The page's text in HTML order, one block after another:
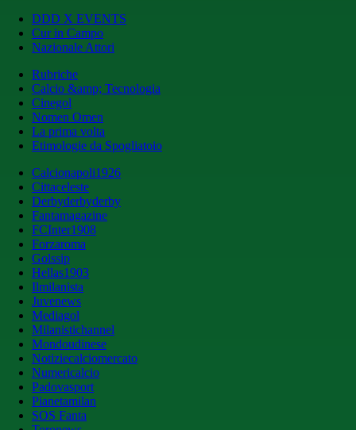
DDD X EVENTS
Cur in Campo
Nazionale Attori
Rubriche
Calcio &amp; Tecnologia
Cinegol
Nomen Omen
La prima volta
Etimologie da Spogliatoio
Calcionapoli1926
Cittaceleste
Derbyderbyderby
Fantamagazine
FCInter1908
Forzaroma
Golssip
Hellas1903
Ilmilanista
Juvenews
Mediagol
Milanistichannel
Mondoudinese
Notiziecalciomercato
Numericalcio
Padovasport
Pianetamilan
SOS Fanta